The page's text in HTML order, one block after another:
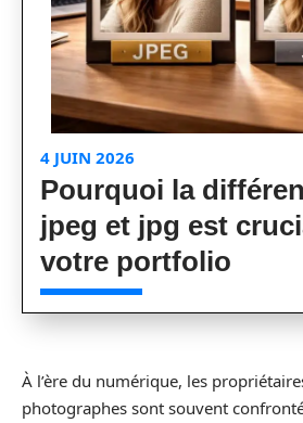
4 JUIN 2026
Pourquoi la
jpeg et jpg est
votre portfolio
À l’ère du numérique, les
photographes sont souvent